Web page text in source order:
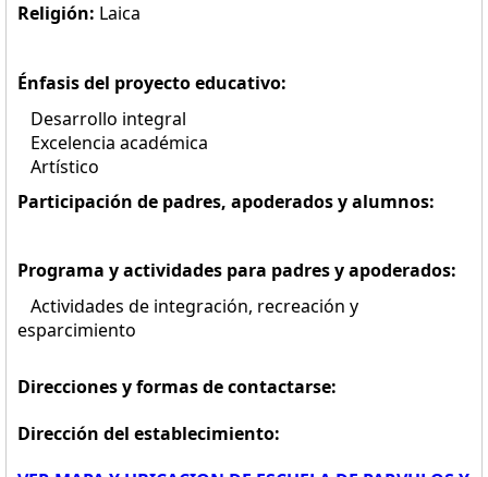
Religión: Laica
Énfasis del proyecto educativo:
Desarrollo integral
Excelencia académica
Artístico
Participación de padres, apoderados y alumnos:
Programa y actividades para padres y apoderados:
Actividades de integración, recreación y
esparcimiento
Direcciones y formas de contactarse:
Dirección del establecimiento: